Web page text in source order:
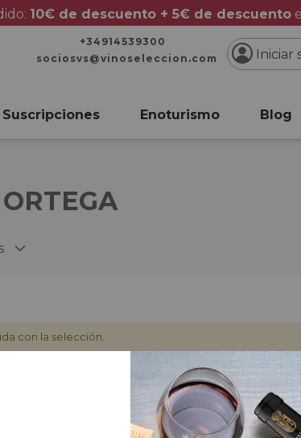
10€ de descuento + 5€ de descuento
+34914539300
sociosvs@vinoseleccion.com
Iniciar
Suscripciones Enoturismo Blog
con la selección.